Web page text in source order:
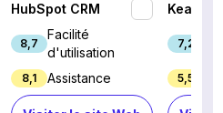
HubSpot CRM
8,7
Facilité
d'utilisation
8,1 Assistance
Keap
7,2
5,5